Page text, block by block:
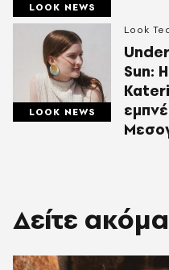
LOOK NEWS
LOOK NEWS
Sun:
Look
Δείτε ακόμα